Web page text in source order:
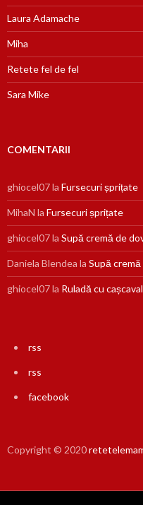
Laura Adamache
Miha
Retete fel de fel
Sara Mike
COMENTARII
ghiocel07la Fursecuri șprițate
MihaN la Fursecuri șprițate
ghiocel07la Supă cremă de
Daniela Blendea la Supă
ghiocel07la Ruladă cu
rss
rss
facebook
Copyright © 2020